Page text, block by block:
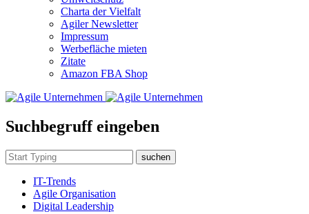
Charta der Vielfalt
Agiler Newsletter
Impressum
Werbefläche mieten
Zitate
Amazon FBA Shop
Suchbegruff eingeben
suchen
IT-Trends
Agile Organisation
Digital Leadership